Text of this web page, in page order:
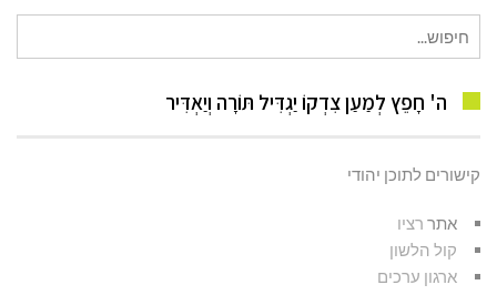
עבור:
ה' חָפֵץ לְמַעַן צִדְקוֹ יַגְדִּיל תּוֹרָה וְיַאְדִּיר
קישורים לתוכן יהודי
אתר רציו
קול הלשון
ארגון ערכים